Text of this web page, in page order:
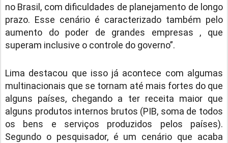
no Brasil, com dificuldades de planejamento de longo
prazo. Esse cenário é caracterizado também pelo
aumento do poder de grandes empresas , que
superam inclusive o controle do governo”.
Lima destacou que isso já acontece com algumas
multinacionais que se tornam até mais fortes do que
alguns países, chegando a ter receita maior que
alguns produtos internos brutos (PIB, soma de todos
os bens e serviços produzidos pelos países).
Segundo o pesquisador, é um cenário que acaba